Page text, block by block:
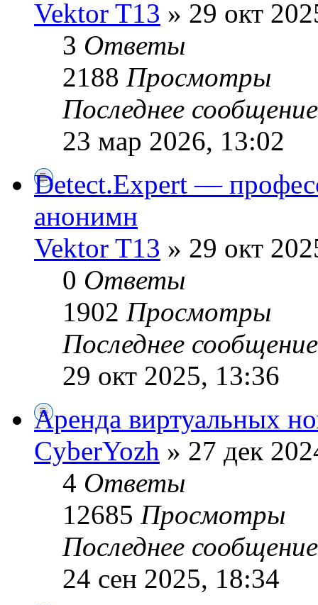
Vektor T13 » 29 окт
3 Ответы
2188 Просмотры
Последнее
23 мар 2026, 13:02
Detect.Expert —
анонимн
Vektor T13 » 29 окт
0 Ответы
1902 Просмотры
Последнее
29 окт 2025, 13:36
Аренда виртуальных
CyberYozh » 27 дек
4 Ответы
12685 Просмотры
Последнее
24 сен 2025, 18:34